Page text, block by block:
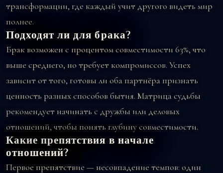
трансформации, где каждый учит другого видеть мир
полнее.
Подходят ли для брака?
Брак возможен с процентом совместимости 63%, что
выше среднего, но требует компромиссов. Успех
зависит от того, готовы ли оба партнёра признать
ценность разных способов бытия. Матрица судьбы
рекомендует начинать с дружбы или деловых
отношений, чтобы понять глубину совместимости.
Какие препятствия в начале
отношений?
Первое препятствие — несовпадение темпов: один